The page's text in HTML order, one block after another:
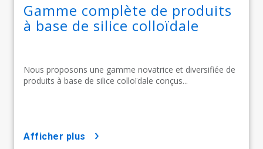
Gamme complète de produits
à base de silice colloïdale
Nous proposons une gamme novatrice et diversifiée de
produits à base de silice colloïdale conçus...
afficher plus